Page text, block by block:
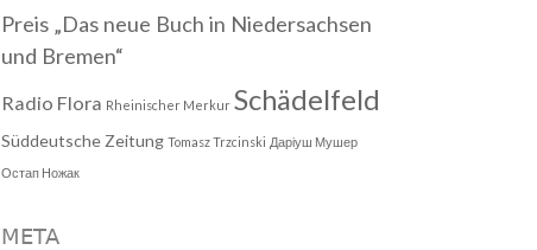
Preis „Das neue Buch in Niedersachsen
und Bremen“
Radio Flora Rheinischer Merkur Schädelfeld
Süddeutsche Zeitung Tomasz Trzcinski Даріуш Мушер
Остап Ножак
META